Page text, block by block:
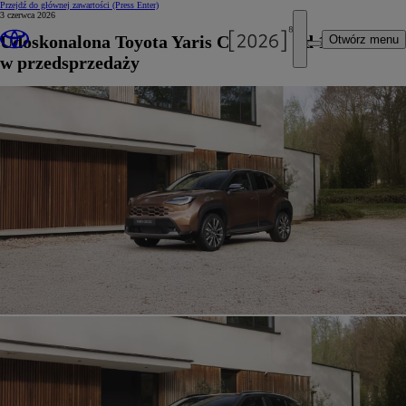
Przejdź do głównej zawartości (Press Enter)
Otwórz menu
3 czerwca 2026
Udoskonalona Toyota Yaris Cross już od 110 900 zł
w przedsprzedaży